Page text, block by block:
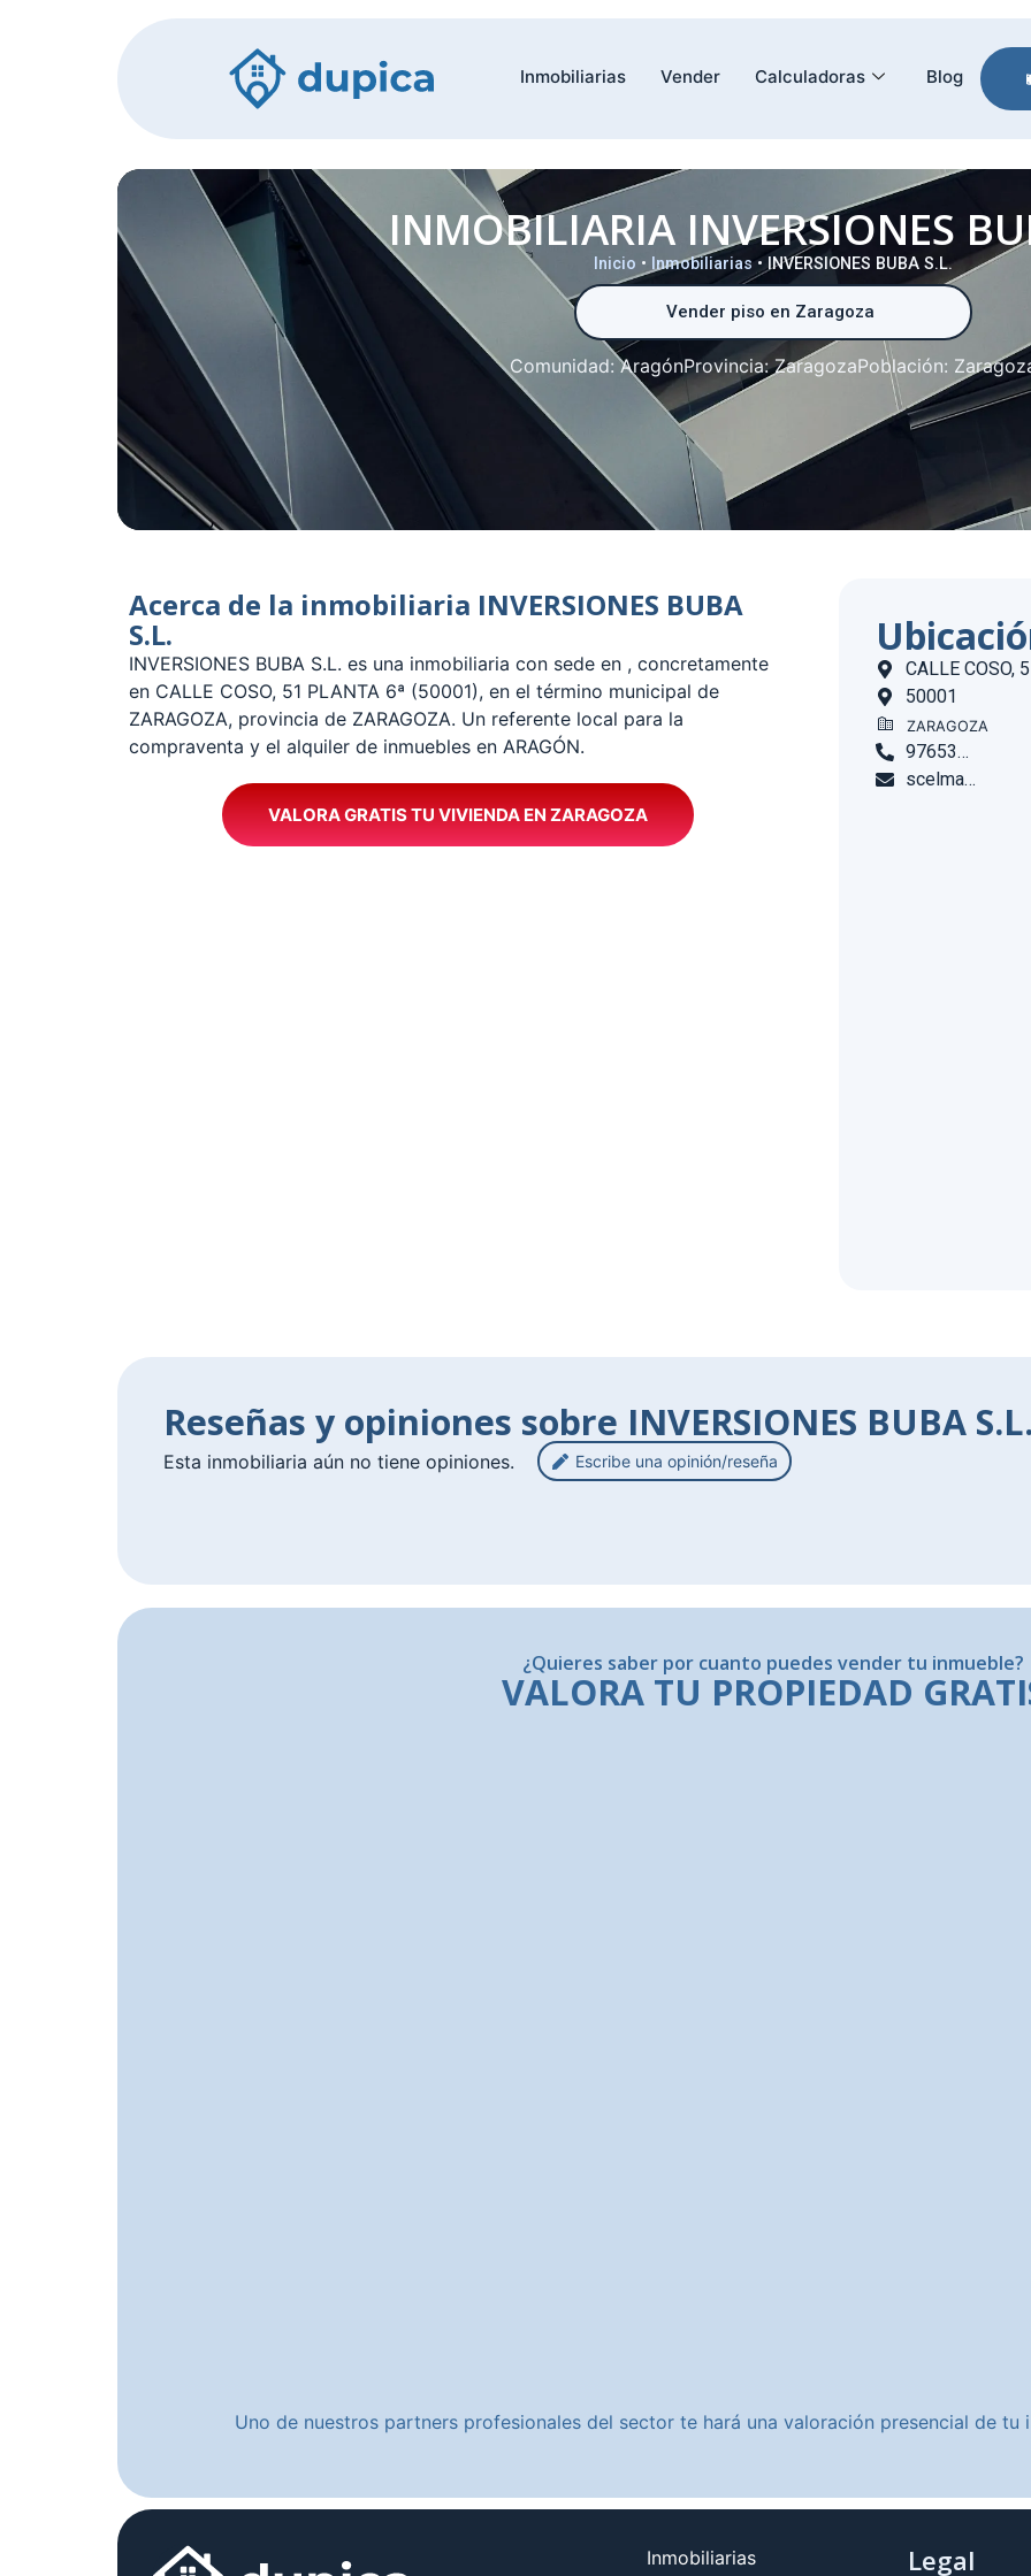
Inmobiliarias Vender Calculadoras Blog
INMOBILIARIA INVERSIONES
Inicio • Inmobiliarias • INVERSIONES BUBA S.L.
Vender piso en Zaragoza
Comunidad:AragónProvincia:ZaragozaPoblación:
Acerca de la inmobiliaria INVERSIONES BUBA
S.L.
­INVERSIONES BUBA S.L. es una inmobiliaria con sede en , concretamente
en CALLE COSO, 51 PLANTA 6ª (50001), en el término municipal de
ZARAGOZA, provincia de ZARAGOZA. Un referente local para la
compraventa y el alquiler de inmuebles en ARAGÓN.
VALORA GRATIS TU VIVIENDA EN ZARAGOZA
CALLE COSO,
50001
ZARAGOZA
976536801
scelma@inversionesbuba.com
Reseñas y opiniones sobre INVERSIONES BUBA
Esta inmobiliaria aún no tiene opiniones. Escribe una opinión/reseña
¿Quieres saber por cuanto puedes vender tu inmueble?
VALORA TU PROPIEDAD
Uno de nuestros partners profesionales del sector te hará una valoración presencial de tu
Inmobiliarias Legal